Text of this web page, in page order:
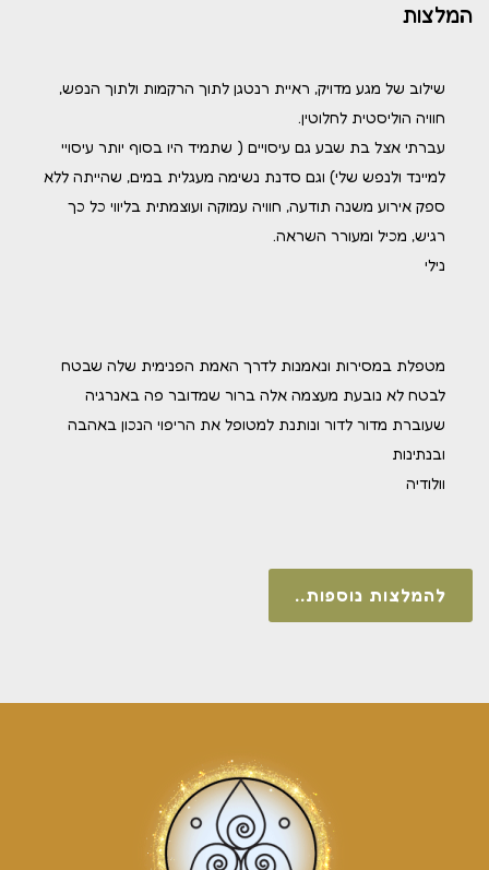
המלצות
שילוב של מגע מדויק, ראיית רנטגן לתוך הרקמות ולתוך הנפש,
חוויה הוליסטית לחלוטין.
עברתי אצל בת שבע גם עיסויים ( שתמיד היו בסוף יותר עיסויי
למיינד ולנפש שלי) וגם סדנת נשימה מעגלית במים, שהייתה ללא
ספק אירוע משנה תודעה, חוויה עמוקה ועוצמתית בליווי כל כך
רגיש, מכיל ומעורר השראה.
נילי
מטפלת במסירות ונאמנות לדרך האמת הפנימית שלה שבטח
לבטח לא נובעת מעצמה אלה ברור שמדובר פה באנרגיה
שעוברת מדור לדור ונותנת למטופל את הריפוי הנכון באהבה
ובנתינות
וולודיה
להמלצות נוספות..